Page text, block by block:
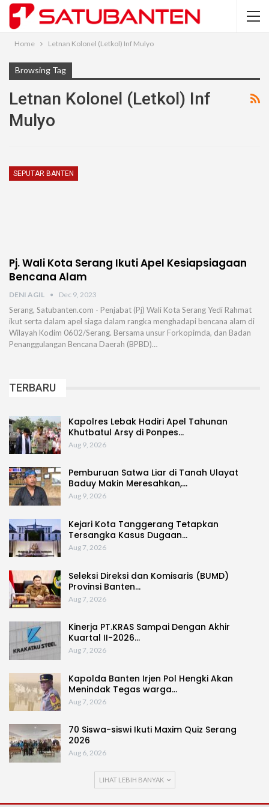
Home Letnan Kolonel (Letkol) Inf Mulyo
Browsing Tag
Letnan Kolonel (Letkol) Inf
Mulyo
SEPUTAR BANTEN
Pj. Wali Kota Serang Ikuti Apel Kesiapsiagaan
Bencana Alam
DENI AGIL Dec 9, 2023
Serang, Satubanten.com - Penjabat (Pj) Wali Kota Serang Yedi Rahmat
ikut serta dalam apel siaga dalam rangka menghadapi bencana alam di
Wilayah Kodim 0602/Serang. Bersama unsur Forkopimda, dan Badan
Penanggulangan Bencana Daerah (BPBD)…
TERBARU
Kapolres Lebak Hadiri Apel Tahunan
Khutbatul Arsy di Ponpes…
Aug 9, 2026
Pemburuan Satwa Liar di Tanah Ulayat
Baduy Makin Meresahkan,…
Aug 9, 2026
Kejari Kota Tanggerang Tetapkan
Tersangka Kasus Dugaan…
Aug 7, 2026
Seleksi Direksi dan Komisaris (BUMD)
Provinsi Banten…
Aug 7, 2026
Kinerja PT.KRAS Sampai Dengan Akhir
Kuartal II-2026…
Aug 7, 2026
Kapolda Banten Irjen Pol Hengki Akan
Menindak Tegas warga…
Aug 7, 2026
70 Siswa-siswi Ikuti Maxim Quiz Serang
2026
Aug 6, 2026
LIHAT LEBIH BANYAK